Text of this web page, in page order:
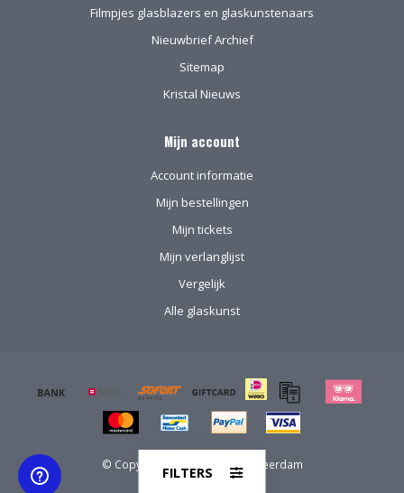
Filmpjes glasblazers en glaskunstenaars
Nieuwbrief Archief
Sitemap
Kristal Nieuws
Mijn account
Account informatie
Mijn bestellingen
Mijn tickets
Mijn verlanglijst
Vergelijk
Alle glaskunst
© Copyright 2026 Kristal-Glas Leerdam
FILTERS